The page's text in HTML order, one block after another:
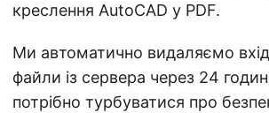
креслення AutoCAD у PDF.
Ми автоматично видаляємо
файли із сервера через 24
потрібно турбуватися про